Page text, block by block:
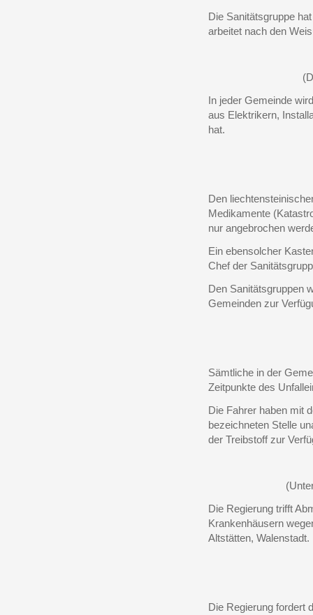
Die Sanitätsgruppe
arbeitet nach den
In jeder Gemeinde
aus Elektrikern,
hat.
Den
Medikamente
nur angebrochen
Ein ebensolcher
Chef der
Den Sanitätsgruppen
Gemeinden zur
Sämtliche in der
Zeitpunkte des
Die Fahrer haben mit
bezeichneten Stelle
der Treibstoff zur
Die Regierung trifft
Krankenhäusern
Altstätten, Walenstadt.
Die Regierung fordert